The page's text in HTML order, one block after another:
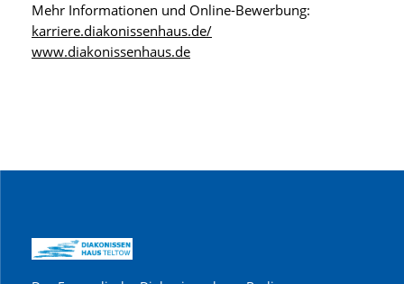
Mehr Informationen und Online-Bewerbung:
karriere.diakonissenhaus.de/
www.diakonissenhaus.de